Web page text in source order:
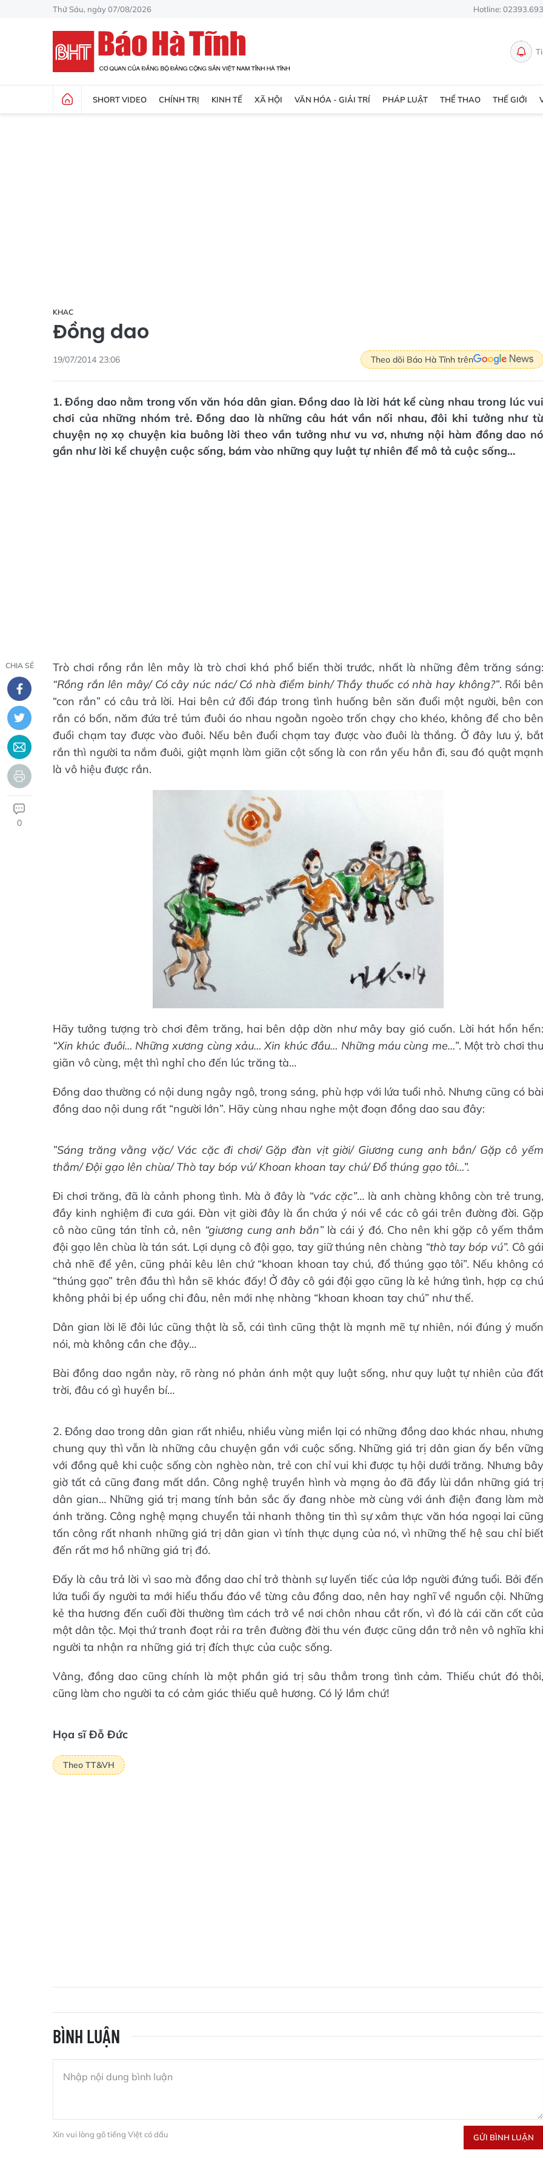
Thứ Sáu, ngày 07/08/2026 Hotline:
SHORT VIDEO CHÍNH TRỊ KINH TẾ XÃ HỘI VĂN HÓA - GIẢI TRÍ PHÁP LUẬT THỂ THAO THẾ GIỚI
KHAC
Đồng dao
19/07/2014 23:06 Theo dõi Báo Hà Tĩnh trên
1. Đồng dao nằm trong vốn văn hóa dân gian. Đồng dao là lời hát kể cùng nhau trong lúc vui
chơi của những nhóm trẻ. Đồng dao là những câu hát vần nối nhau, đôi khi tưởng như từ
chuyện nọ xọ chuyện kia buông lời theo vần tưởng như vu vơ, nhưng nội hàm đồng dao nó
gần như lời kể chuyện cuộc sống, bám vào những quy luật tự nhiên để mô tả cuộc sống…
CHIA SẺ
0
Trò chơi rồng rắn lên mây là trò chơi khá phổ biến thời trước, nhất là những đêm trăng sáng:
“Rồng rắn lên mây/ Có cây núc nác/ Có nhà điểm binh/ Thầy thuốc có nhà hay không?”. Rồi bên
“con rắn” có câu trả lời. Hai bên cứ đối đáp trong tình huống bên săn đuổi một người, bên con
rắn có bốn, năm đứa trẻ túm đuôi áo nhau ngoằn ngoèo trốn chạy cho khéo, không để cho bên
đuổi chạm tay được vào đuôi. Nếu bên đuổi chạm tay được vào đuôi là thắng. Ở đây lưu ý, bắt
rắn thì người ta nắm đuôi, giật mạnh làm giãn cột sống là con rắn yếu hẳn đi, sau đó quật mạnh
là vô hiệu được rắn.
Hãy tưởng tượng trò chơi đêm trăng, hai bên dập dờn như mây bay gió cuốn. Lời hát hổn hển:
“Xin khúc đuôi… Những xương cùng xảu… Xin khúc đầu… Những máu cùng me…”. Một trò chơi
giãn vô cùng, mệt thì nghỉ cho đến lúc trăng tà…
Đồng dao thường có nội dung ngây ngô, trong sáng, phù hợp với lứa tuổi nhỏ. Nhưng cũng có bài
đồng dao nội dung rất “người lớn”. Hãy cùng nhau nghe một đoạn đồng dao sau đây:
”Sáng trăng vằng vặc/ Vác cặc đi chơi/ Gặp đàn vịt giời/ Giương cung anh bắn/ Gặp cô yếm
thắm/ Đội gạo lên chùa/ Thò tay bóp vú/ Khoan khoan tay chú/ Đổ thúng gạo tôi…”.
Đi chơi trăng, đã là cảnh phong tình. Mà ở đây là “vác cặc”… là anh chàng không còn trẻ trung,
đầy kinh nghiệm đi cưa gái. Đàn vịt giời đây là ẩn chứa ý nói về các cô gái trên đường đời. Gặp
cô nào cũng tán tỉnh cả, nên “giương cung anh bắn” là cái ý đó. Cho nên khi gặp cô yếm thắm
đội gạo lên chùa là tán sát. Lợi dụng cô đội gạo, tay giữ thúng nên chàng “thò tay bóp vú”. Cô gái
chả nhẽ để yên, cũng phải kêu lên chứ “khoan khoan tay chú, đổ thúng gạo tôi”. Nếu không có
“thúng gạo” trên đầu thì hẳn sẽ khác đấy! Ở đây cô gái đội gạo cũng là kẻ hứng tình, hợp cạ chứ
không phải bị ép uổng chi đâu, nên mới nhẹ nhàng “khoan khoan tay chú” như thế.
Dân gian lời lẽ đôi lúc cũng thật là sỗ, cái tình cũng thật là mạnh mẽ tự nhiên, nói đúng ý muốn
nói, mà không cần che đậy…
Bài đồng dao ngắn này, rõ ràng nó phản ánh một quy luật sống, như quy luật tự nhiên của đất
trời, đâu có gì huyền bí…
2. Đồng dao trong dân gian rất nhiều, nhiều vùng miền lại có những đồng dao khác nhau, nhưng
chung quy thì vẫn là những câu chuyện gắn với cuộc sống. Những giá trị dân gian ấy bền vững
với đồng quê khi cuộc sống còn nghèo nàn, trẻ con chỉ vui khi được tụ hội dưới trăng. Nhưng bây
giờ tất cả cũng đang mất dần. Công nghệ truyền hình và mạng ảo đã đẩy lùi dần những giá trị
dân gian… Những giá trị mang tính bản sắc ấy đang nhòe mờ cùng với ánh điện đang làm mờ
ánh trăng. Công nghệ mạng chuyển tải nhanh thông tin thì sự xâm thực văn hóa ngoại lai cũng
tấn công rất nhanh những giá trị dân gian vì tính thực dụng của nó, vì những thế hệ sau chỉ biết
đến rất mơ hồ những giá trị đó.
Đấy là câu trả lời vì sao mà đồng dao chỉ trở thành sự luyến tiếc của lớp người đứng tuổi. Bởi đến
lứa tuổi ấy người ta mới hiểu thấu đáo về từng câu đồng dao, nên hay nghĩ về nguồn cội. Những
kẻ tha hương đến cuối đời thường tìm cách trở về nơi chôn nhau cắt rốn, vì đó là cái căn cốt của
một dân tộc. Mọi thứ tranh đoạt rải ra trên đường đời thu vén được cũng dần trở nên vô nghĩa khi
người ta nhận ra những giá trị đích thực của cuộc sống.
Vâng, đồng dao cũng chính là một phần giá trị sâu thẳm trong tình cảm. Thiếu chút đó thôi,
cũng làm cho người ta có cảm giác thiếu quê hương. Có lý lắm chứ!
Họa sĩ Đỗ Đức
Theo TT&VH
BÌNH LUẬN
Xin vui lòng gõ tiếng Việt có dấu GỬI BÌNH LUẬN